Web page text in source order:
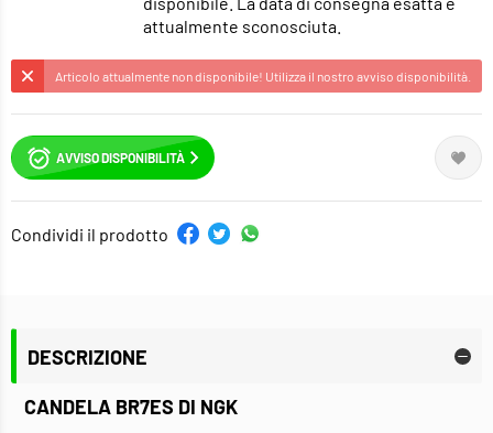
attualmente sconosciuta.
Articolo attualmente non disponibile! Utilizza il nostro avviso disponibilità.
AVVISO DISPONIBILITÀ
Condividi il prodotto
DESCRIZIONE
CANDELA BR7ES DI NGK